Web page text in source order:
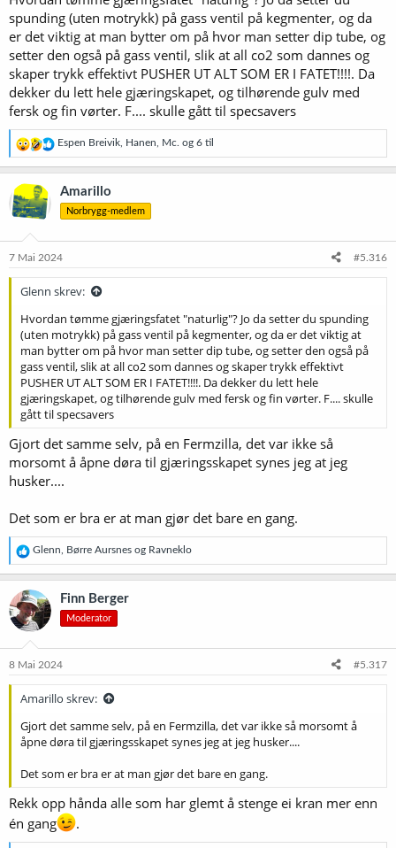
spunding (uten motrykk) på gass ventil på kegmenter, og da
er det viktig at man bytter om på hvor man setter dip tube, og
setter den også på gass ventil, slik at all co2 som dannes og
skaper trykk effektivt PUSHER UT ALT SOM ER I FATET!!!!. Da
dekker du lett hele gjæringskapet, og tilhørende gulv med
fersk og fin vørter. F.... skulle gått til specsavers
R
e
a
s
n
e
Espen Breivik Hanen Mc. og 6 til
Amarillo
Norbrygg-medlem
7 Mai 2024 #5.316
Glenn skrev:
Hvordan tømme gjæringsfatet "naturlig"? Jo da setter du spunding
(uten motrykk) på gass ventil på kegmenter, og da er det viktig at
man bytter om på hvor man setter dip tube, og setter den også på
gass ventil, slik at all co2 som dannes og skaper trykk effektivt
PUSHER UT ALT SOM ER I FATET!!!!. Da dekker du lett hele
gjæringskapet, og tilhørende gulv med fersk og fin vørter. F.... skulle
gått til specsavers
Gjort det samme selv, på en Fermzilla, det var ikke så
morsomt å åpne døra til gjæringsskapet synes jeg at jeg
husker....
Det som er bra er at man gjør det bare en gang.
R
e
a
k
s
j
o
e
Glenn Børre Aursnes og Ravneklo
Finn Berger
Moderator
8 Mai 2024 #5.317
Amarillo skrev:
Gjort det samme selv, på en Fermzilla, det var ikke så morsomt å
åpne døra til gjæringsskapet synes jeg at jeg husker....
Det som er bra er at man gjør det bare en gang.
Rekk opp hånda alle som har glemt å stenge ei kran mer enn
én gang
.